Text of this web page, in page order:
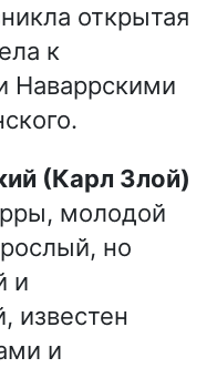
открытая
к
Наваррскими
(Карл Злой)
молодой
но
и
известен
и